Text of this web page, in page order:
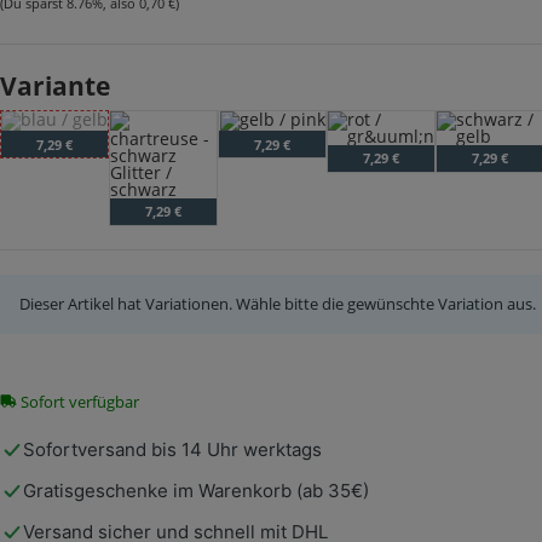
Variante
blau / gelb
- Deine Auswahl ist leider nicht verfügbar.
7,29 €
chartreuse - schwarz Glitter / schwarz
7,29 €
gelb / pink
7,29 € rot / grün
7,29 € schwarz /
7,29 €
Dieser Artikel hat Variationen. Wähle bitte die gewünschte Variation aus.
Sofort verfügbar
Sofortversand bis 14 Uhr werktags
Gratisgeschenke im Warenkorb (ab 35€)
Versand sicher und schnell mit DHL